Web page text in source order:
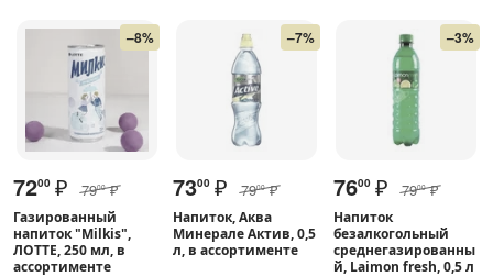
–8%
7200 ₽ 7900 ₽
Газированный
напиток "Milkis",
ЛОТТЕ, 250 мл, в
ассортименте
–7%
7300 ₽ 7900 ₽
Напиток, Аква
Минерале Актив, 0,5
л, в ассортименте
–3%
7600 ₽ 7900 ₽
Напиток
безалкогольный
среднегазированны
й, Laimon fresh, 0,5 л